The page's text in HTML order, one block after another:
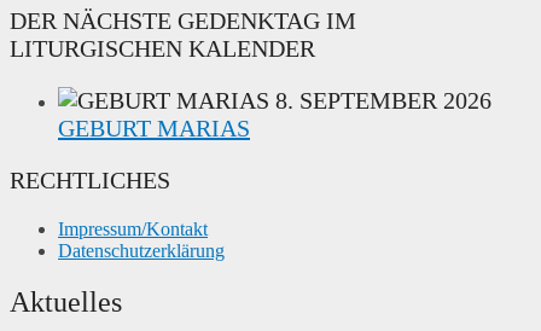
DER NÄCHSTE GEDENKTAG IM
LITURGISCHEN KALENDER
8. SEPTEMBER 2026
GEBURT MARIAS
RECHTLICHES
Impressum/Kontakt
Datenschutzerklärung
Aktuelles